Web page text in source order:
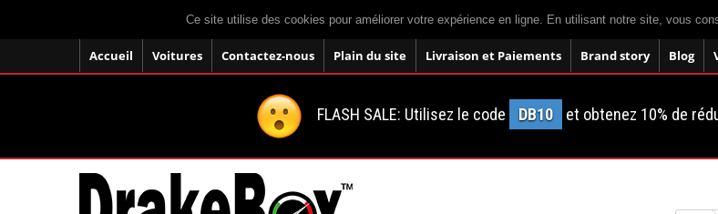
Ce site utilise des cookies pour améliorer votre expérience en ligne. En utilisant notre site, vous
Accueil Voitures Contactez-nous Plain du site Livraison et Paiements Brand story Blog
FLASH SALE: Utilisez le code DB10 et obtenez 10% de